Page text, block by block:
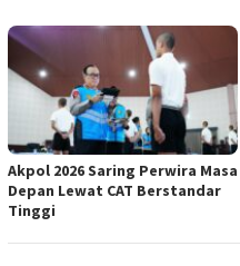
Akpol 2026 Saring Perwira Masa
Depan Lewat CAT Berstandar
Tinggi